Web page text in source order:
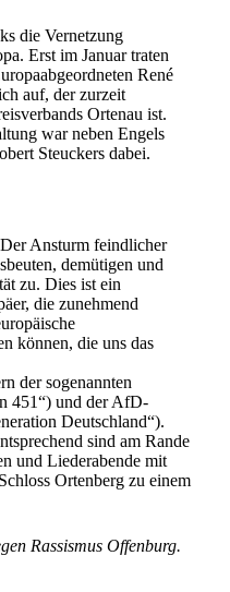
die Vernetzung
Erst im Januar traten
René
auf, der zurzeit
Ortenau ist.
war neben Engels
Steuckers dabei.
Ansturm feindlicher
demütigen und
zu. Dies ist ein
die zunehmend
können, die uns das
der sogenannten
451“) und derAfD-
Deutschland“).
sind am Rande
und Liederabende mit
Ortenberg zu einem
Rassismus Offenburg.